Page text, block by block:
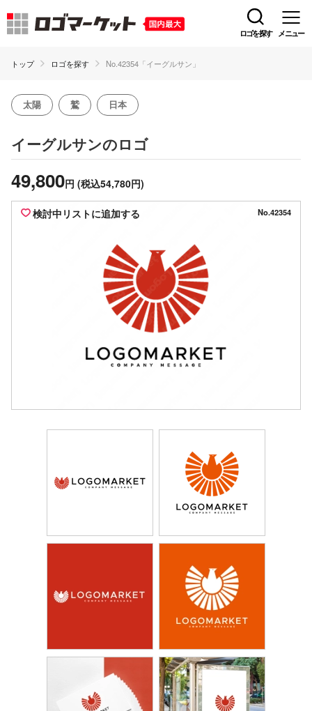
ロゴを探す メニュー
トップ ロゴを探す No.42354「イーグルサン」
太陽 鷲 日本
イーグルサンのロゴ
49,800円 (税込54,780円)
検討中リストに追加する No.42354